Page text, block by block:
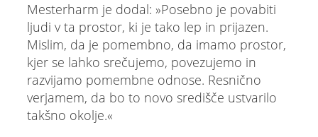
Mesterharm je dodal: »Posebno je povabiti
ljudi v ta prostor, ki je tako lep in prijazen.
Mislim, da je pomembno, da imamo prostor,
kjer se lahko srečujemo, povezujemo in
razvijamo pomembne odnose. Resnično
verjamem, da bo to novo središče ustvarilo
takšno okolje.«